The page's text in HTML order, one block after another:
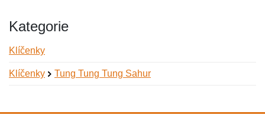
Kategorie
Klíčenky
Klíčenky Tung Tung Tung Sahur